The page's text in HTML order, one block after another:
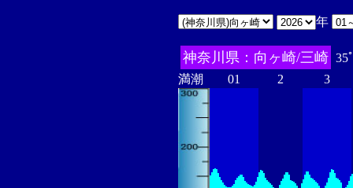
年
神奈川県：向ヶ崎/三崎 35
満潮
01 2 3